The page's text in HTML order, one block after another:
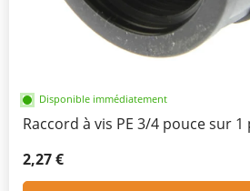
Disponible immédiatement
Raccord à vis PE 3/4 pouce sur 1
2,27 €